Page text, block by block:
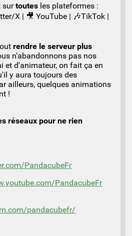
surtoutes les plateformes :
X | 🎥 YouTube | 🎶TikTok |
rendre le serveur plus
n'abandonnons pas nos
et d'animateur, on fait ça en
y aura toujours des
ailleurs, quelques animations
!
réseaux pour ne rien
PandacubeFr
PandacubeFr
pandacubefr/